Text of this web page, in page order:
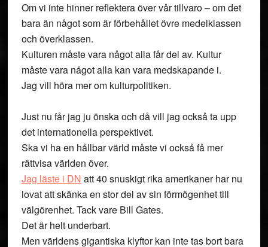
Om vi inte hinner reflektera över vår tillvaro – om det
bara än något som är förbehållet övre medelklassen
och överklassen.
Kulturen måste vara något alla får del av. Kultur
måste vara något alla kan vara medskapande i.
Jag vill höra mer om kulturpolitiken.
Just nu får jag ju önska och då vill jag också ta upp
det internationella perspektivet.
Ska vi ha en hållbar värld måste vi också få mer
rättvisa världen över.
Jag läste i DN att 40 snuskigt rika amerikaner har nu
lovat att skänka en stor del av sin förmögenhet till
välgörenhet. Tack vare Bill Gates.
Det är helt underbart.
Men världens gigantiska klyftor kan inte tas bort bara